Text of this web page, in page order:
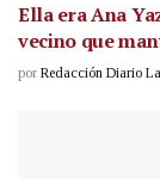
Ella era Ana
vecino que
por Redacción Diario